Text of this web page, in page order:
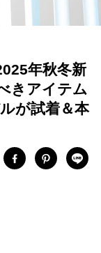
年秋冬新
きアイテム
が試着＆本